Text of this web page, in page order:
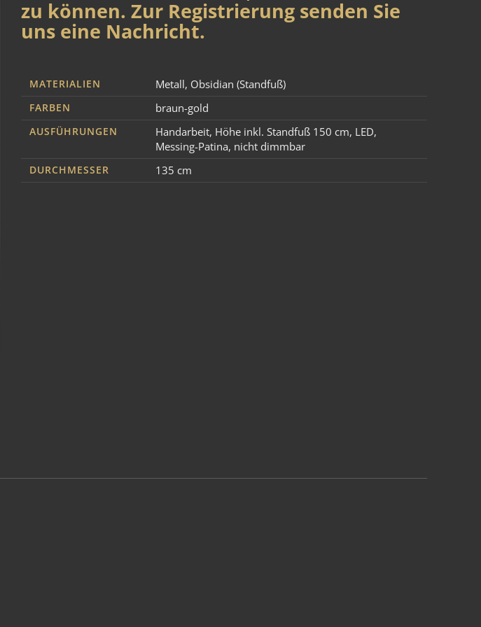
zu können. Zur Registrierung senden Sie
uns eine Nachricht.
MATERIALIEN Metall, Obsidian (Standfuß)
FARBEN braun-gold
AUSFÜHRUNGEN Handarbeit, Höhe inkl. Standfuß 150 cm, LED,
Messing-Patina, nicht dimmbar
DURCHMESSER 135 cm